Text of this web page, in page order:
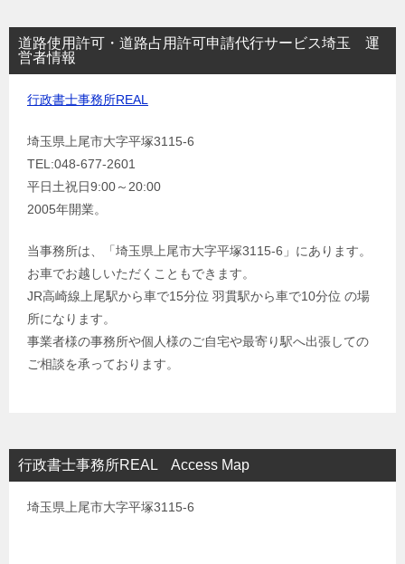
道路使用許可・道路占用許可申請代行サービス埼玉 運
営者情報
行政書士事務所REAL
埼玉県上尾市大字平塚3115-6
TEL:048-677-2601
平日土祝日9:00～20:00
2005年開業。
当事務所は、「埼玉県上尾市大字平塚3115-6」にあります。
お車でお越しいただくこともできます。
JR高崎線上尾駅から車で15分位 羽貫駅から車で10分位 の場
所になります。
事業者様の事務所や個人様のご自宅や最寄り駅へ出張しての
ご相談を承っております。
行政書士事務所REAL Access Map
埼玉県上尾市大字平塚3115-6